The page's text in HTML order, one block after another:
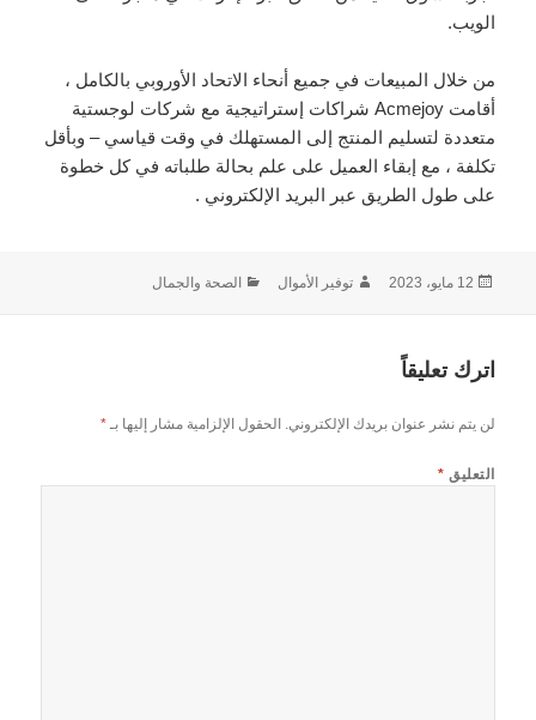
الويب.
من خلال المبيعات في جميع أنحاء الاتحاد الأوروبي بالكامل ،
أقامت Acmejoy شراكات إستراتيجية مع شركات لوجستية
متعددة لتسليم المنتج إلى المستهلك في وقت قياسي – وبأقل
تكلفة ، مع إبقاء العميل على علم بحالة طلباته في كل خطوة
على طول الطريق عبر البريد الإلكتروني .
نُشرت
12 مايو، 2023 الكاتب
توفير الأموال التصنيفات
الصحة والجمال
اترك تعليقاً
لن يتم نشر عنوان بريدك الإلكتروني. الحقول الإلزامية مشار إليها بـ*
التعليق *